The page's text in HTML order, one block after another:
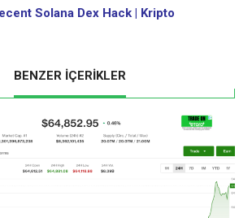
Solana Dex Hack | Kripto
BENZER İÇERİKLER